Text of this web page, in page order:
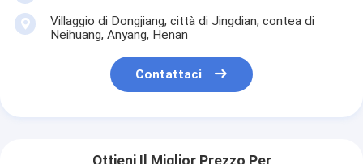
Villaggio di Dongjiang, città di Jingdian, contea di
Neihuang, Anyang, Henan
Contattaci